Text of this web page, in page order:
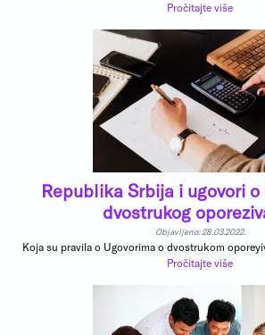
Pročitajte više
Republika Srbija i ugovori
dvostrukog
Objavljeno: 28.03.2022.
Koja su pravila o Ugovorima o dvostrukom
Pročitajte više